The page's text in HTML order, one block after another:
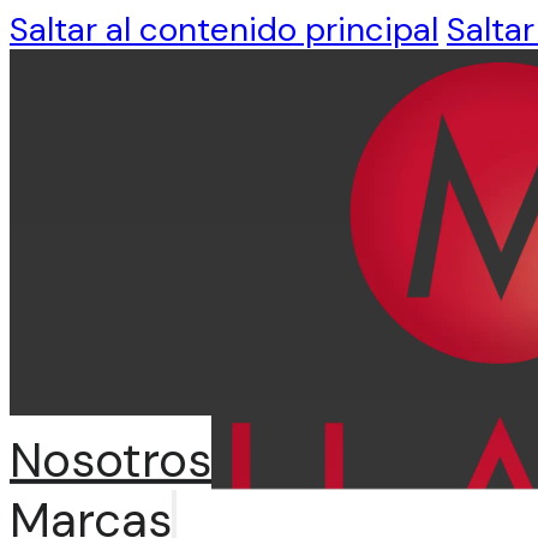
Saltar al contenido principal
Nosotros
Marcas